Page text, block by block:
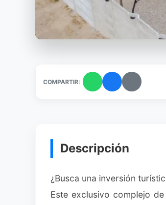
COMPARTIR:
Descripción
¿Busca una inversión
Este exclusivo complejo